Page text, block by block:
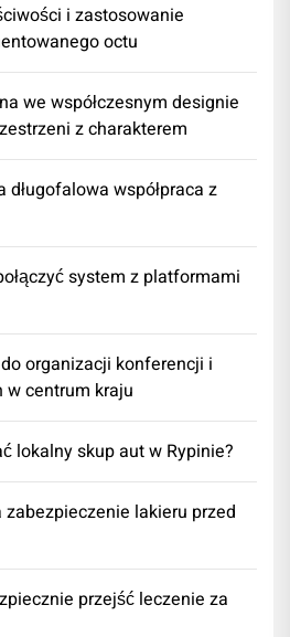
i zastosowanie
octu
we współczesnym designie
z charakterem
współpraca z
system z platformami
organizacji konferencji i
centrum kraju
lokalny skup aut w Rypinie?
lakieru przed
przejść leczenie za